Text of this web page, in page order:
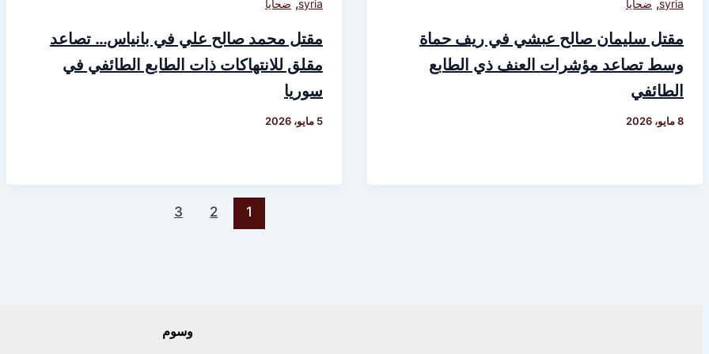
syria ضحايا
مقتل سليمان صالح عبشي في ريف حماة
وسط تصاعد مؤشرات العنف ذي الطابع
الطائفي
8 مايو، 2026
syria ضحايا
مقتل محمد صالح علي في بانياس… تصاعد
مقلق للانتهاكات ذات الطابع الطائفي في
سوريا
5 مايو، 2026
1
2
3
وسوم